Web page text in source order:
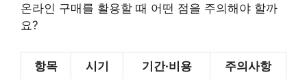
온라인 구매를 활용할 때 어떤 점을 주의해야 할까
요?
항목 시기 기간·비용 주의사항